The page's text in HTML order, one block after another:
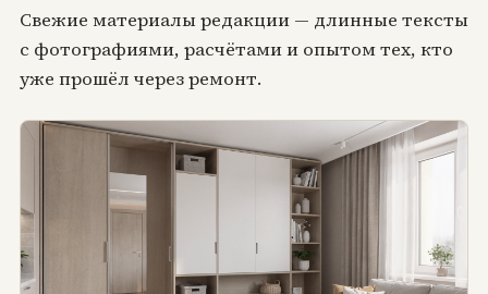
Свежие материалы редакции — длинные тексты
с фотографиями, расчётами и опытом тех, кто
уже прошёл через ремонт.